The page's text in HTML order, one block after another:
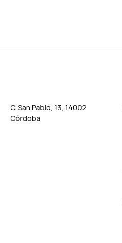
C. San Pablo, 13, 14002
Córdoba